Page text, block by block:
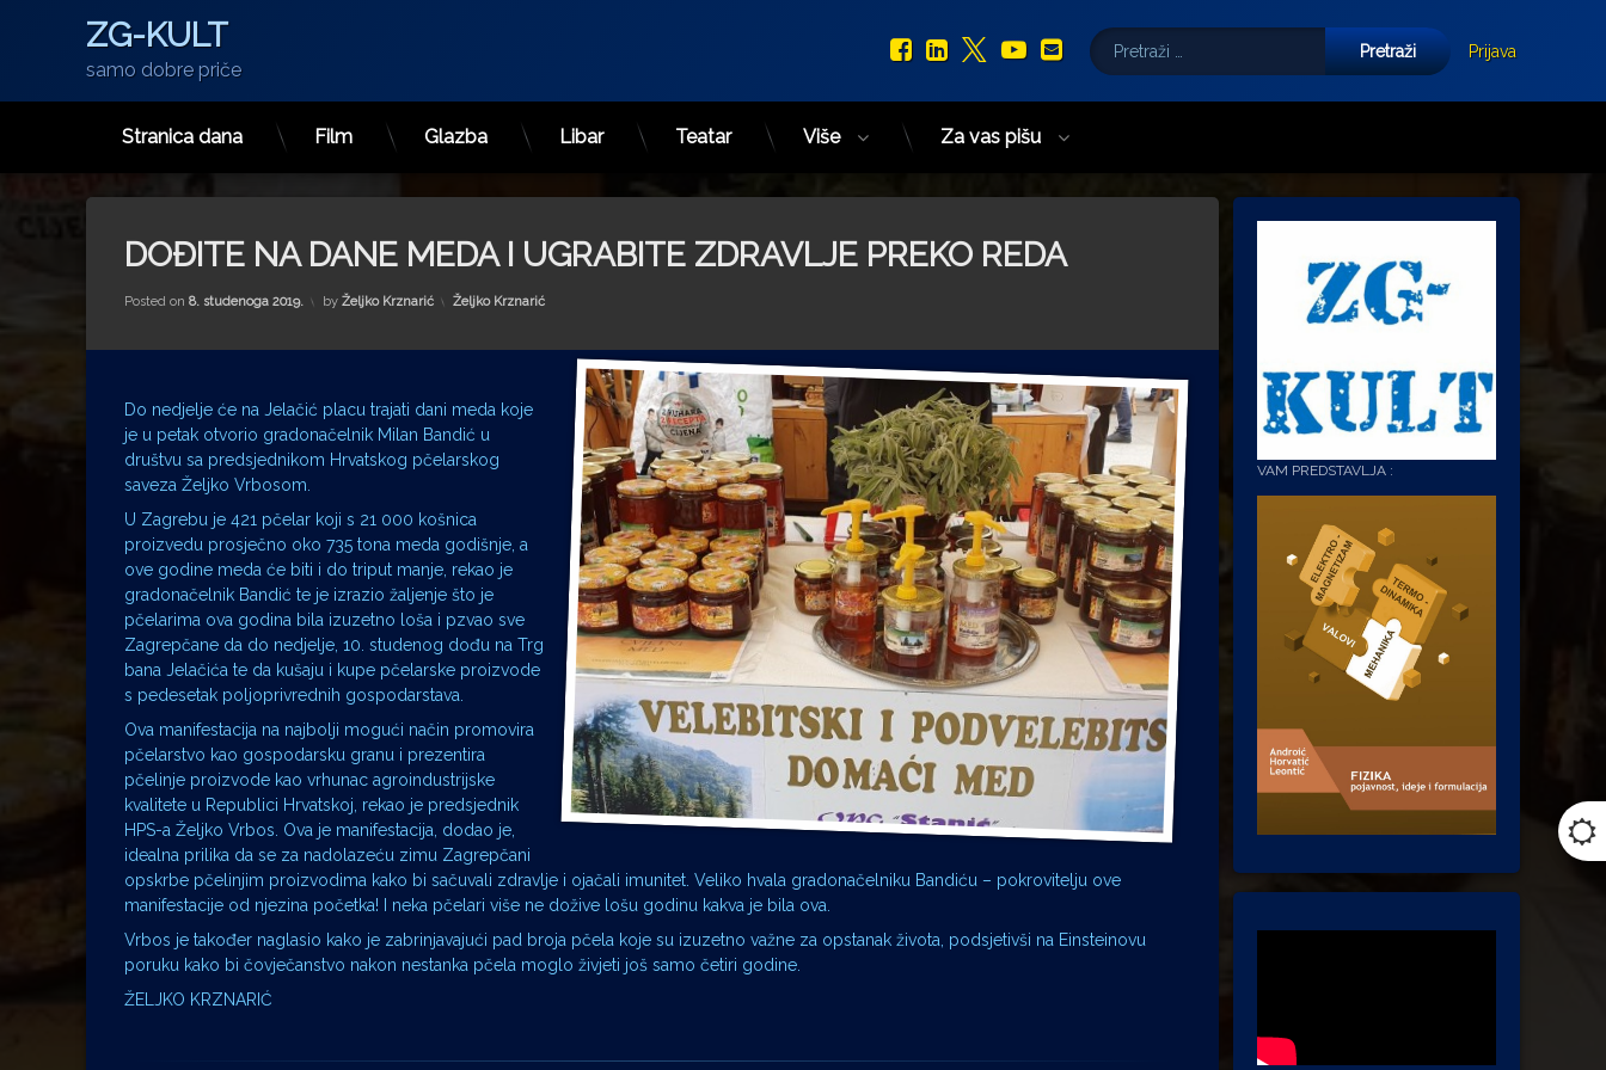
Preskoči
ZG-KULT
samo dobre priče
Facebook
LinkedIn
X.com
YouTube
E-mail
Pretraži:
Prijava
Stranica dana Film Glazba Libar Teatar Više Za vas pišu
DOĐITE NA DANE MEDA I UGRABITE ZDRAVLJE PREKO REDA
Posted on 8. studenoga 2019. by Željko Krznarić Kategorije:
Željko Krznarić
Do nedjelje će na Jelačić placu trajati dani meda koje
je u petak otvorio gradonačelnik Milan Bandić u
društvu sa predsjednikom Hrvatskog pčelarskog
saveza Željko Vrbosom.
U Zagrebu je 421 pčelar koji s 21 000 košnica
proizvedu prosječno oko 735 tona meda godišnje, a
ove godine meda će biti i do triput manje, rekao je
gradonačelnik Bandić te je izrazio žaljenje što je
pčelarima ova godina bila izuzetno loša i pzvao sve
Zagrepčane da do nedjelje, 10. studenog dođu na Trg
bana Jelačića te da kušaju i kupe pčelarske proizvode
s pedesetak poljoprivrednih gospodarstava.
Ova manifestacija na najbolji mogući način promovira
pčelarstvo kao gospodarsku granu i prezentira
pčelinje proizvode kao vrhunac agroindustrijske
kvalitete u Republici Hrvatskoj, rekao je predsjednik
HPS-a Željko Vrbos. Ova je manifestacija, dodao je,
idealna prilika da se za nadolazeću zimu Zagrepčani
opskrbe pčelinjim proizvodima kako bi sačuvali zdravlje i ojačali imunitet. Veliko hvala gradonačelniku Bandiću – pokrovitelju ove
manifestacije od njezina početka! I neka pčelari više ne dožive lošu godinu kakva je bila ova.
Vrbos je također naglasio kako je zabrinjavajući pad broja pčela koje su izuzetno važne za opstanak života, podsjetivši na Einsteinovu
poruku kako bi čovječanstvo nakon nestanka pčela moglo živjeti još samo četiri godine.
ŽELJKO KRZNARIĆ
VAM PREDSTAVLJA :